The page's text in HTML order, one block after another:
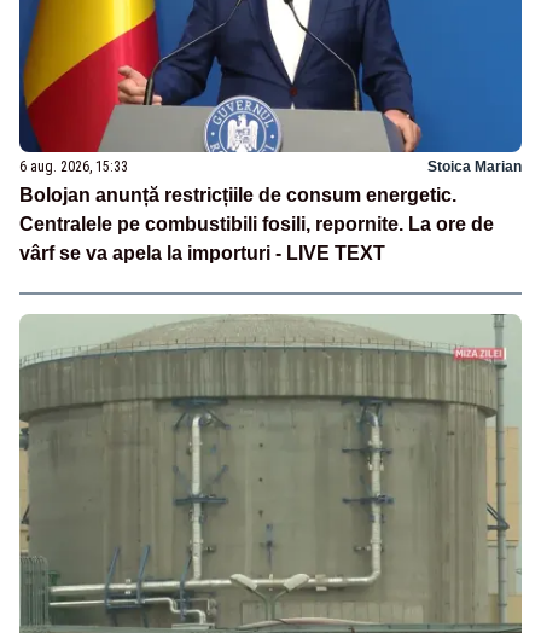
6 aug. 2026, 15:33 Stoica Marian
Bolojan anunță restricțiile de consum energetic.
Centralele pe combustibili fosili, repornite. La ore de
vârf se va apela la importuri - LIVE TEXT